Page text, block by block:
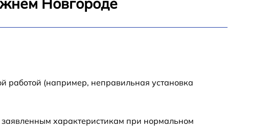
работой (например, неправильная установка
характеристикам при нормальном